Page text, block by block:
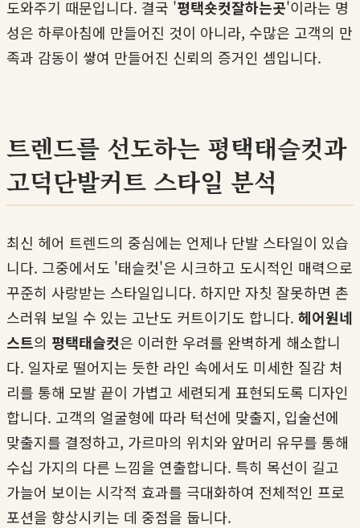
도와주기 때문입니다. 결국 '평택숏컷잘하는곳'이라는 명
성은 하루아침에 만들어진 것이 아니라, 수많은 고객의 만
족과 감동이 쌓여 만들어진 신뢰의 증거인 셈입니다.
트렌드를 선도하는 평택태슬컷과
고덕단발커트 스타일 분석
최신 헤어 트렌드의 중심에는 언제나 단발 스타일이 있습
니다. 그중에서도 '태슬컷'은 시크하고 도시적인 매력으로
꾸준히 사랑받는 스타일입니다. 하지만 자칫 잘못하면 촌
스러워 보일 수 있는 고난도 커트이기도 합니다. 헤어원네
스트의 평택태슬컷은 이러한 우려를 완벽하게 해소합니
다. 일자로 떨어지는 듯한 라인 속에서도 미세한 질감 처
리를 통해 모발 끝이 가볍고 세련되게 표현되도록 디자인
합니다. 고객의 얼굴형에 따라 턱선에 맞출지, 입술선에
맞출지를 결정하고, 가르마의 위치와 앞머리 유무를 통해
수십 가지의 다른 느낌을 연출합니다. 특히 목선이 길고
가늘어 보이는 시각적 효과를 극대화하여 전체적인 프로
포션을 향상시키는 데 중점을 둡니다.